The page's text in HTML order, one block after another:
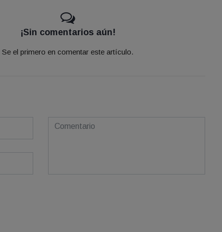
¡Sin comentarios aún!
Se el primero en comentar este artículo.